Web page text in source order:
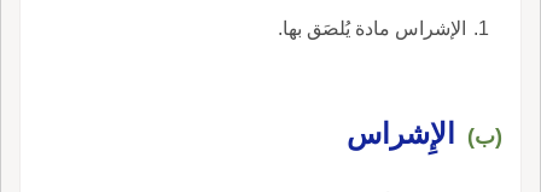
الإشراس مادة يُلصَق بها.
(ب) الإِشراس